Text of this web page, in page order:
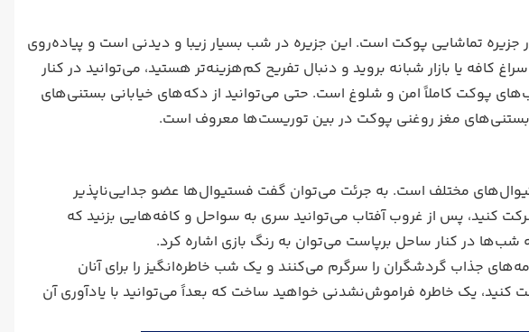
تماشایی پوکت است. این جزیره در شب‌ بسیار زیبا و دیدنی است و پیاده‌روی
کافه‌ یا بازار شبانه بروید و دنبال تفریح کم‌هزینه‌تر هستید، می‌توانید در کنار
پوکت کاملاً امن و شلوغ است. حتی می‌توانید از دکه‌های خیابانی بستنی‌های
بستنی‌های مغز روغنی پوکت در بین توریست‌ها معروف است.
مختلف است. به جرئت می‌توان گفت فستیوال‌ها عضو جدایی‌ناپذیر
کنید، پس از غروب آفتاب می‌توانید سری به سواحل و کافه‌‌هایی بزنید که
شب‌ها در کنار ساحل برپاست می‌توان به رنگ بازی اشاره کرد.
جذاب گردشگران را سرگرم می‌کنند و یک شب خاطره‌انگیز را برای آنان
کنید، یک خاطره فراموش‌نشدنی خواهید ساخت که بعداً می‌توانید با یادآوری آن